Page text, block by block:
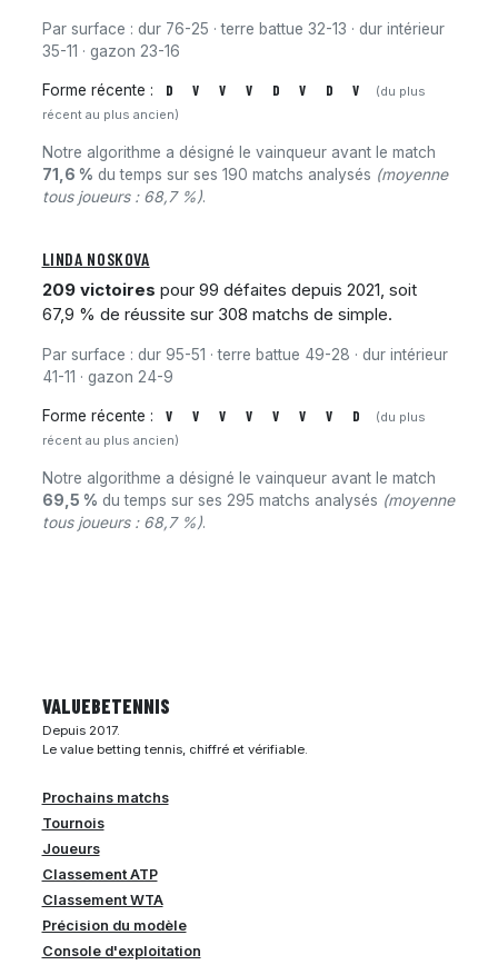
Par surface : dur 76-25 · terre battue 32-13 · dur intérieur
35-11 · gazon 23-16
Forme récente : D V V V D V D V
(du plus
récent au plus ancien)
Notre algorithme a désigné le vainqueur avant le match
71,6 % du temps sur ses 190 matchs analysés (moyenne
tous joueurs : 68,7 %).
LINDA NOSKOVA
209 victoires pour 99 défaites depuis 2021, soit
67,9 % de réussite sur 308 matchs de simple.
Par surface : dur 95-51 · terre battue 49-28 · dur intérieur
41-11 · gazon 24-9
Forme récente : V V V V V V V D
(du plus
récent au plus ancien)
Notre algorithme a désigné le vainqueur avant le match
69,5 % du temps sur ses 295 matchs analysés (moyenne
tous joueurs : 68,7 %).
VALUEBETENNIS
Depuis 2017.
Le value betting tennis, chiffré et vérifiable.
Prochains matchs
Tournois
Joueurs
Classement ATP
Classement WTA
Précision du modèle
Console d'exploitation